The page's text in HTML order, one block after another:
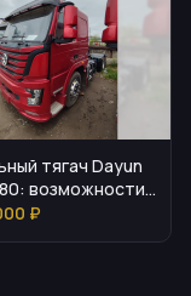
тягач Dayun
возможности
₽